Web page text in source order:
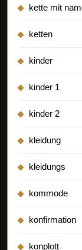
kette mit
ketten
kinder
kinder 1
kinder 2
kleidung
kleidungs
kommode
konfirmation
konplott